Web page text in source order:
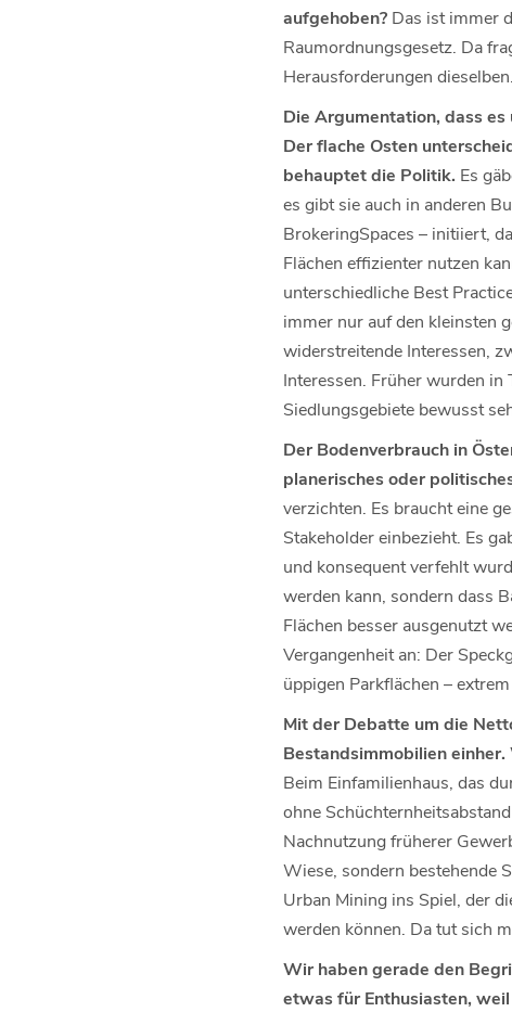
aufgehoben? Das ist immer
Raumordnungsgesetz. Da
Herausforderungen
Die Argumentation, dass
Der flache Osten
behauptet die Politik. Es
es gibt sie auch in anderen
BrokeringSpaces – initiiert,
Flächen effizienter nutzen
unterschiedliche Best
immer nur auf den kleinsten
widerstreitende Interessen,
Interessen. Früher wurden
Siedlungsgebiete bewusst
Der Bodenverbrauch in
planerisches oder
verzichten. Es braucht eine
Stakeholder einbezieht. Es
und konsequent verfehlt
werden kann, sondern dass
Flächen besser ausgenutzt
Vergangenheit an: Der
üppigen Parkflächen –
Mit der Debatte um die
Bestandsimmobilien einher.
Beim Einfamilienhaus, das
ohne
Nachnutzung früherer
Wiese, sondern bestehende
Urban Mining ins Spiel, der
werden können. Da tut sich
Wir haben gerade den
etwas für Enthusiasten,